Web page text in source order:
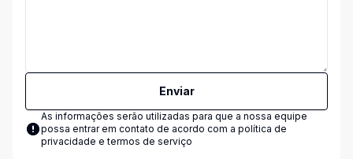
Enviar
As informações serão utilizadas para que a nossa equipe
possa entrar em contato de acordo com a política de
privacidade e termos de serviço